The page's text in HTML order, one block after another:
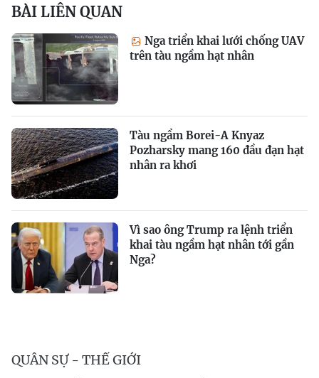
BÀI LIÊN QUAN
Nga triển khai lưới chống UAV
trên tàu ngầm hạt nhân
Tàu ngầm Borei-A Knyaz
Pozharsky mang 160 đầu đạn hạt
nhân ra khơi
Vì sao ông Trump ra lệnh triển
khai tàu ngầm hạt nhân tới gần
Nga?
QUÂN SỰ - THẾ GIỚI